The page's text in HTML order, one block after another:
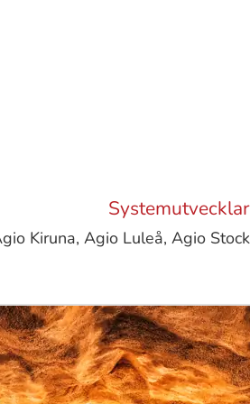
Kiruna, Agio Luleå, Agio